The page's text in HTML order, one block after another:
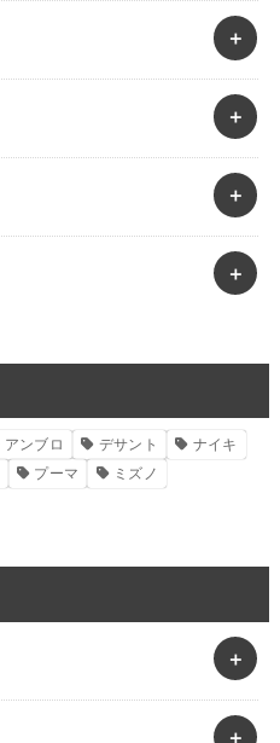
アンブロ デサント
ナイキ
プーマ
ミズノ